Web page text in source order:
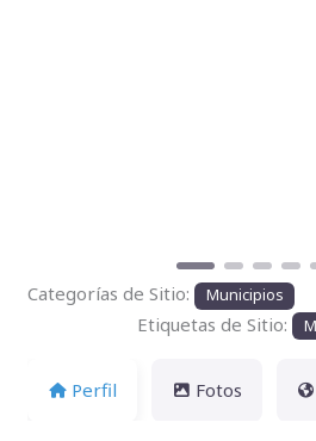
Categorías de Sitio: Municipios
Etiquetas de Sitio:
Perfil Fotos